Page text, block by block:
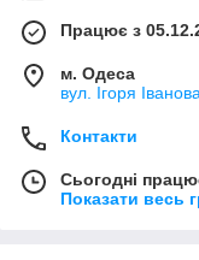
Працює з
м. Одеса
вул. Ігоря
Контакти
Сьогодні
Показати весь